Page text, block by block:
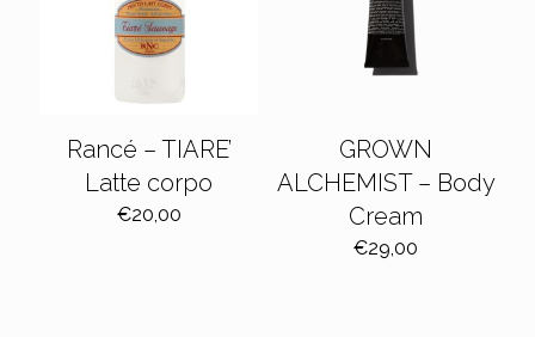
Rancé – TIARE’
Latte corpo
€20,00
GROWN
ALCHEMIST – Body
Cream
€29,00